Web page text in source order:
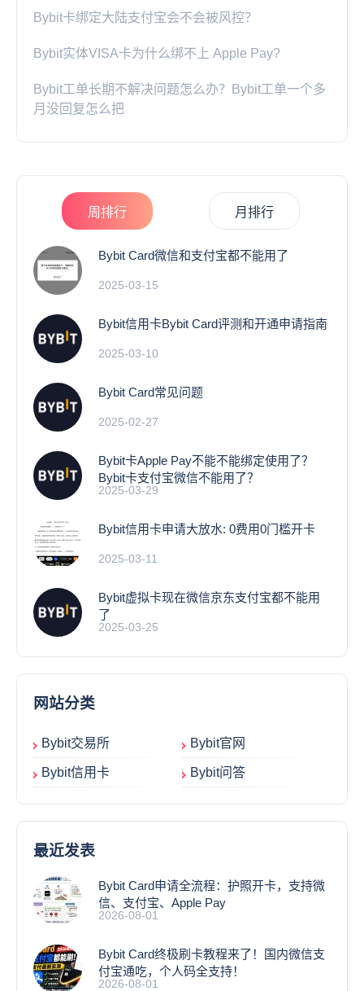
Bybit卡绑定大陆支付宝会不会被风控？
Bybit实体VISA卡为什么绑不上 Apple Pay?
Bybit工单长期不解决问题怎么办？Bybit工单一个多
月没回复怎么把
周排行 月排行
Bybit Card微信和支付宝都不能用了
2025-03-15
Bybit信用卡Bybit Card评测和开通申请指南
2025-03-10
Bybit Card常见问题
2025-02-27
Bybit卡Apple Pay不能不能绑定使用了？
Bybit卡支付宝微信不能用了？
2025-03-29
Bybit信用卡申请大放水: 0费用0门槛开卡
2025-03-11
Bybit虚拟卡现在微信京东支付宝都不能用
了
2025-03-25
网站分类
Bybit交易所 Bybit官网
Bybit信用卡 Bybit问答
最近发表
Bybit Card申请全流程：护照开卡，支持微
信、支付宝、Apple Pay
2026-08-01
Bybit Card终极刷卡教程来了！国内微信支
付宝通吃，个人码全支持！
2026-08-01